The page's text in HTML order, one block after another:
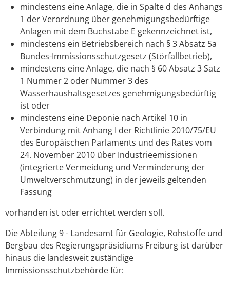
mindestens eine Anlage, die in Spalte d des Anhangs
1 der Verordnung über genehmigungsbedürftige
Anlagen mit dem Buchstabe E gekennzeichnet ist,
mindestens ein Betriebsbereich nach § 3 Absatz 5a
Bundes-Immissionsschutzgesetz (Störfallbetrieb),
mindestens eine Anlage, die nach § 60 Absatz 3 Satz
1 Nummer 2 oder Nummer 3 des
Wasserhaushaltsgesetzes genehmigungsbedürftig
ist oder
mindestens eine Deponie nach Artikel 10 in
Verbindung mit Anhang I der Richtlinie 2010/75/EU
des Europäischen Parlaments und des Rates vom
24. November 2010 über Industrieemissionen
(integrierte Vermeidung und Verminderung der
Umweltverschmutzung) in der jeweils geltenden
Fassung
vorhanden ist oder errichtet werden soll.
Die Abteilung 9 - Landesamt für Geologie, Rohstoffe und
Bergbau des Regierungspräsidiums Freiburg ist darüber
hinaus die landesweit zuständige
Immissionsschutzbehörde für: